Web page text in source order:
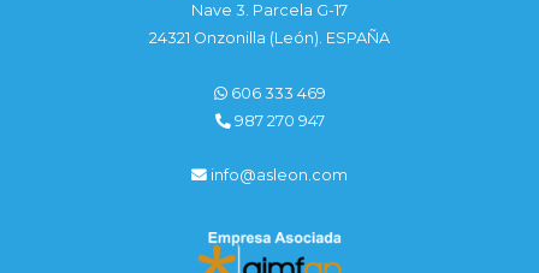
Nave 3. Parcela G-17
24321 Onzonilla (León). ESPAÑA
606 333 469
987 270 947
info@asleon.com